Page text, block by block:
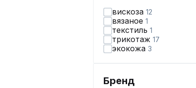
вискоза 12
вязаное 1
текстиль 1
трикотаж 17
экокожа 3
Бренд